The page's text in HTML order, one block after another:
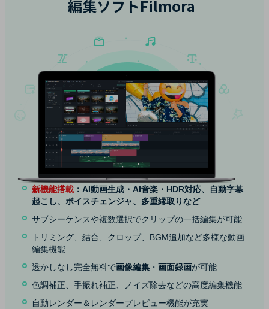
編集ソフトFilmora
新機能搭載 ： AI動画生成 ・ AI音楽 ・HDR対応、自動字幕
起こし、ボイスチェンジャ、多重縁取りなど
サブシーケンスや複数選択でクリップの一括編集が可能
トリミング、結合、クロップ、BGM追加など多様な動画
編集機能
透かしなし完全無料で画像編集 ・ 画面録画が可能
色調補正、手振れ補正、ノイズ除去などの高度編集機能
自動レンダー＆レンダープレビュー機能が充実